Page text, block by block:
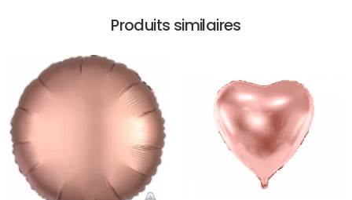
Produits similaires